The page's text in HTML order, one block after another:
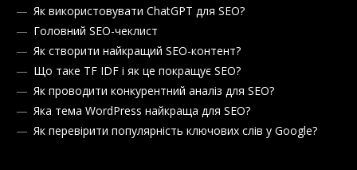
Як використовувати ChatGPT для SEO?
Головний SEO-чеклист
Як створити найкращий SEO-контент?
Що таке TF IDF і як це покращує SEO?
Як проводити конкурентний аналіз для SEO?
Яка тема WordPress найкраща для SEO?
Як перевірити популярність ключових слів у Google?